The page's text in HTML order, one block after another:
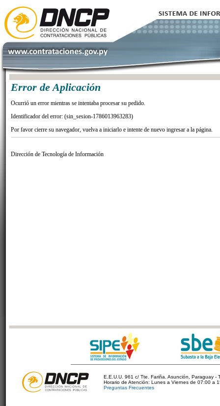
Error de Aplicación
Ocurrió un error mientras se intentaba procesar su pedido.
Identificador del error: (sin_sesion-1786013963283)
Por favor cierre su navegador, vuelva a iniciarlo e intente de nuevo ingresar a la página.
Dirección de Tecnología de Información
E.E.U.U. 961 c/ Tte. Fariña. Asunción, Paraguay -
Horario de Atención: Lunes a Viernes de 07:00 a
Preguntas Frecuentes